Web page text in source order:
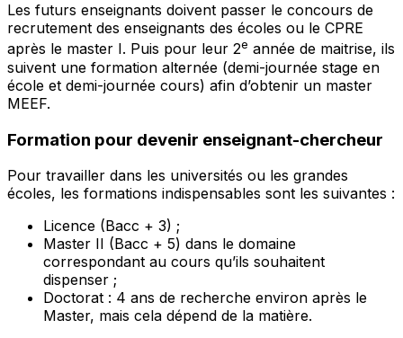
Les futurs enseignants doivent passer le concours de
recrutement des enseignants des écoles ou le CPRE
après le master I. Puis pour leur 2e année de maitrise, ils
suivent une formation alternée (demi-journée stage en
école et demi-journée cours) afin d’obtenir un master
MEEF.
Formation pour devenir enseignant-chercheur
Pour travailler dans les universités ou les grandes
écoles, les formations indispensables sont les suivantes :
Licence (Bacc + 3) ;
Master II (Bacc + 5) dans le domaine
correspondant au cours qu’ils souhaitent
dispenser ;
Doctorat : 4 ans de recherche environ après le
Master, mais cela dépend de la matière.